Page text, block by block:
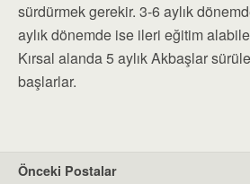
sürdürmek gerekir. 3-6 aylık
aylık dönemde ise ileri eğitim
Kırsal alanda 5 aylık Akbaşlar
başlarlar.
Önceki Postalar